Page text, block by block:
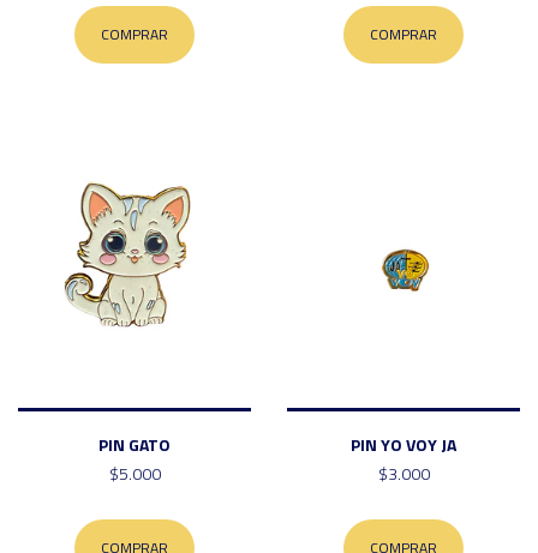
COMPRAR COMPRAR
PIN GATO
$5.000
COMPRAR
PIN YO VOY JA
$3.000
COMPRAR